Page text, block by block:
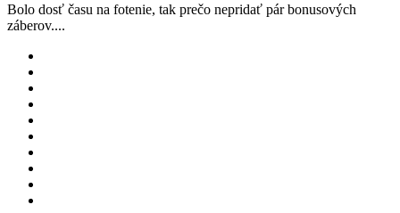
Bolo dosť času na fotenie, tak prečo nepridať pár bonusových
záberov....